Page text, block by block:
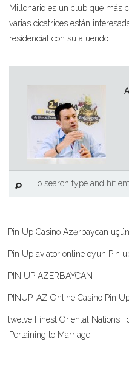
Millonario es un club que más
varias cicatrices están
residencial con su atuendo.
Pin Up Casino Azərbaycan
Pin Up aviator️ online oyun Pin
PIN UP AZERBAYCAN
PINUP-AZ Online Casino Pin
twelve Finest Oriental Nations
Pertaining to Marriage